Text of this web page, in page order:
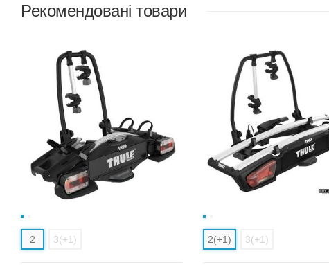
Рекомендовані товари
2 3(+1) 2(+1) 3(+1)